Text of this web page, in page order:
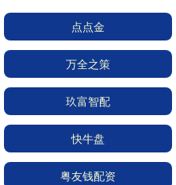
点点金
万全之策
玖富智配
快牛盘
粤友钱配资